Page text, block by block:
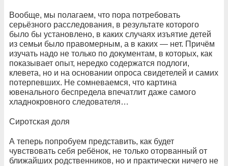
Вообще, мы полагаем, что пора потребовать
серьёзного расследования, в результате которого
было бы установлено, в каких случаях изъятие детей
из семьи было правомерным, а в каких — нет. Причём
изучать надо не только по документам, в которых, как
показывает опыт, нередко содержатся подлоги,
клевета, но и на основании опроса свидетелей и самих
потерпевших. Не сомневаемся, что картина
ювенального беспредела впечатлит даже самого
хладнокровного следователя…
Сиротская доля
А теперь попробуем представить, как будет
чувствовать себя ребёнок, не только оторванный от
ближайших родственников, но и практически ничего не